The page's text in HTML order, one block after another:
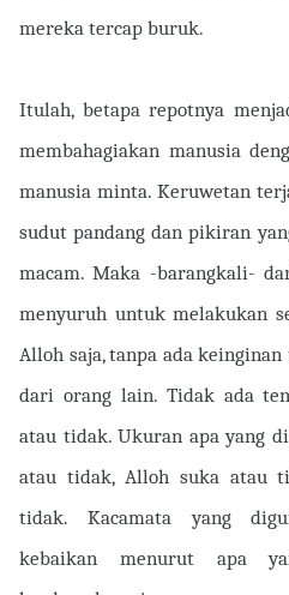
mereka tercap buruk.
Itulah, betapa repotnya
membahagiakan manusia
manusia minta. Keruwetan
sudut pandang dan pikiran
macam. Maka -barangkali-
menyuruh untuk melakukan
Alloh saja, tanpa ada
dari orang lain. Tidak ada
atau tidak. Ukuran apa yang
atau tidak, Alloh suka atau
tidak. Kacamata yang
kebaikan menurut apa